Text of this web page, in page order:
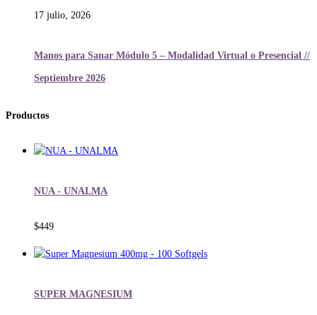
17 julio, 2026
Manos para Sanar Módulo 5 – Modalidad Virtual o Presencial //
Septiembre 2026
Productos
NUA - UNALMA
$449
SUPER MAGNESIUM